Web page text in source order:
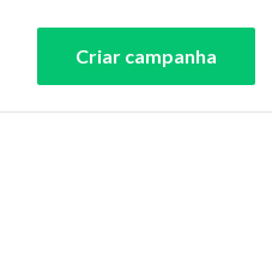
Criar campanha